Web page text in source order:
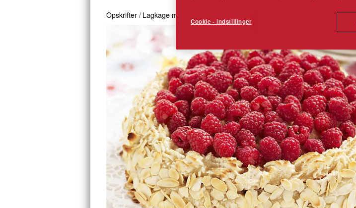
Opskrifter / Lagkage med hindbær
Cookie - indstillinger